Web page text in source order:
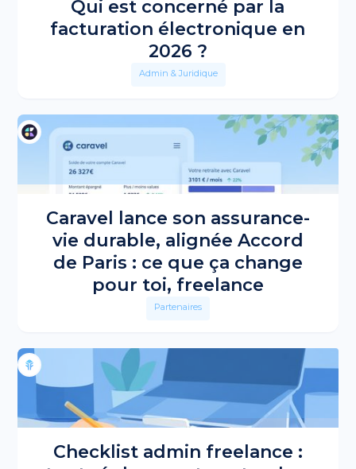
Qui est concerné par la
facturation électronique en
2026 ?
Admin & Juridique
Caravel lance son assurance-
vie durable, alignée Accord
de Paris : ce que ça change
pour toi, freelance
Partenaires
Checklist admin freelance :